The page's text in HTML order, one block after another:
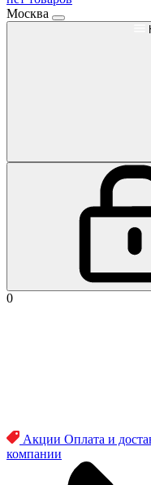
Москва
0
Акции Оплата и
компании